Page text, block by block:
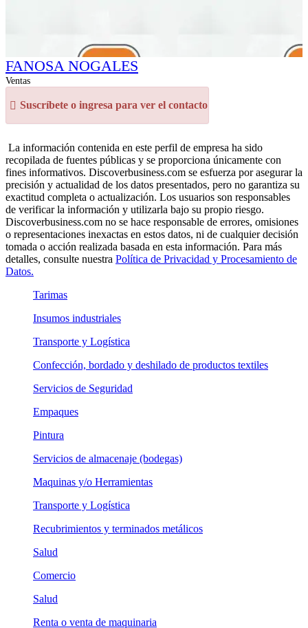
FANOSA NOGALES
Ventas
Suscríbete o ingresa para ver el contacto
La información contenida en este perfil de empresa ha sido
recopilada de fuentes públicas y se proporciona únicamente con
fines informativos. Discoverbusiness.com se esfuerza por asegurar la
precisión y actualidad de los datos presentados, pero no garantiza su
exactitud completa o actualización. Los usuarios son responsables
de verificar la información y utilizarla bajo su propio riesgo.
Discoverbusiness.com no se hace responsable de errores, omisiones
o representaciones inexactas en estos datos, ni de cualquier decisión
tomada o acción realizada basada en esta información. Para más
detalles, consulte nuestra Política de Privacidad y Procesamiento de
Datos.
Tarimas
Insumos industriales
Transporte y Logística
Confección, bordado y deshilado de productos textiles
Servicios de Seguridad
Empaques
Pintura
Servicios de almacenaje (bodegas)
Maquinas y/o Herramientas
Transporte y Logística
Recubrimientos y terminados metálicos
Salud
Comercio
Salud
Renta o venta de maquinaria